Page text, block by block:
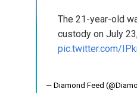
The 21-year-old
custody on July
pic.twitter.com/
— Diamond Feed